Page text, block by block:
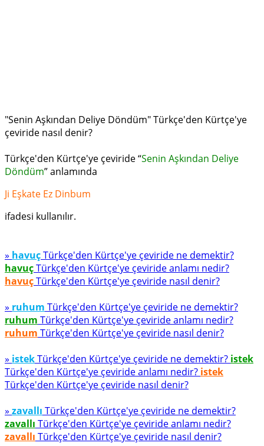
"Senin Aşkından Deliye Döndüm" Türkçe'den Kürtçe'ye
çeviride nasıl denir?
Türkçe'den Kürtçe'ye çeviride “Senin Aşkından Deliye
Döndüm” anlamında
Ji Eşkate Ez Dinbum
ifadesi kullanılır.
» havuçTürkçe'den Kürtçe'ye çeviride ne demektir?
havuçTürkçe'den Kürtçe'ye çeviride anlamı nedir?
havuçTürkçe'den Kürtçe'ye çeviride nasıl denir?
» ruhum Türkçe'den Kürtçe'ye çeviride ne demektir?
ruhum Türkçe'den Kürtçe'ye çeviride anlamı nedir?
ruhum Türkçe'den Kürtçe'ye çeviride nasıl denir?
» istekTürkçe'den Kürtçe'ye çeviride ne demektir? istek
Türkçe'den Kürtçe'ye çeviride anlamı nedir? istek
Türkçe'den Kürtçe'ye çeviride nasıl denir?
» zavallı Türkçe'den Kürtçe'ye çeviride ne demektir?
zavallı Türkçe'den Kürtçe'ye çeviride anlamı nedir?
zavallı Türkçe'den Kürtçe'ye çeviride nasıl denir?